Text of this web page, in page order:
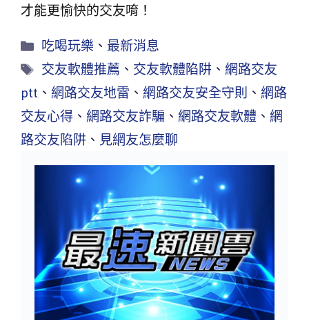
才能更愉快的交友唷！
吃喝玩樂 、最新消息
交友軟體推薦 、 交友軟體陷阱 、 網路交友
ptt 、 網路交友地雷 、 網路交友安全守則 、 網路
交友心得 、 網路交友詐騙 、 網路交友軟體 、 網
路交友陷阱 、 見網友怎麼聊